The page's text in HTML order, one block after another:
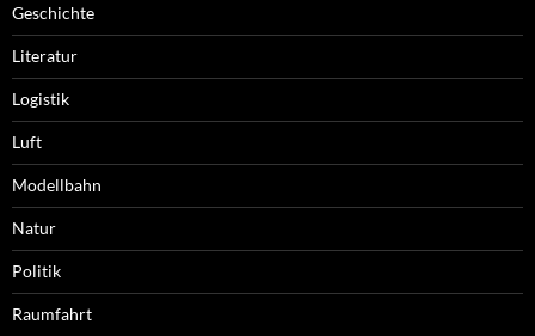
Geschichte
Literatur
Logistik
Luft
Modellbahn
Natur
Politik
Raumfahrt